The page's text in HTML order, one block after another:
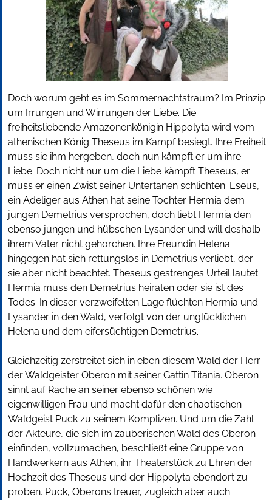
Doch worum geht es im Sommernachtstraum? Im Prinzip
um Irrungen und Wirrungen der Liebe. Die
freiheitsliebende Amazonenkönigin Hippolyta wird vom
athenischen König Theseus im Kampf besiegt. Ihre Freiheit
muss sie ihm hergeben, doch nun kämpft er um ihre
Liebe. Doch nicht nur um die Liebe kämpft Theseus, er
muss er einen Zwist seiner Untertanen schlichten. Eseus,
ein Adeliger aus Athen hat seine Tochter Hermia dem
jungen Demetrius versprochen, doch liebt Hermia den
ebenso jungen und hübschen Lysander und will deshalb
ihrem Vater nicht gehorchen. Ihre Freundin Helena
hingegen hat sich rettungslos in Demetrius verliebt, der
sie aber nicht beachtet. Theseus gestrenges Urteil lautet:
Hermia muss den Demetrius heiraten oder sie ist des
Todes. In dieser verzweifelten Lage flüchten Hermia und
Lysander in den Wald, verfolgt von der unglücklichen
Helena und dem eifersüchtigen Demetrius.
Gleichzeitig zerstreitet sich in eben diesem Wald der Herr
der Waldgeister Oberon mit seiner Gattin Titania. Oberon
sinnt auf Rache an seiner ebenso schönen wie
eigenwilligen Frau und macht dafür den chaotischen
Waldgeist Puck zu seinem Komplizen. Und um die Zahl
der Akteure, die sich im zauberischen Wald des Oberon
einfinden, vollzumachen, beschließt eine Gruppe von
Handwerkern aus Athen, ihr Theaterstück zu Ehren der
Hochzeit des Theseus und der Hippolyta ebendort zu
proben. Puck, Oberons treuer, zugleich aber auch